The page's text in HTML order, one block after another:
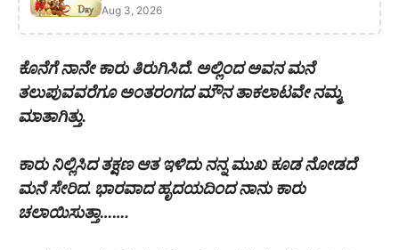
Aug 3, 2026
ಕೊನೆಗೆ ನಾನೇ ಕಾರು ತಿರುಗಿಸಿದೆ. ಅಲ್ಲಿಂದ ಅವನ ಮನೆ
ತಲುಪುವವರೆಗೂ ಅಂತರಂಗದ ಮೌನ ತಾಕಲಾಟವೇ ನಮ್ಮ
ಮಾತಾಗಿತ್ತು.
ಕಾರು ನಿಲ್ಲಿಸಿದ ತಕ್ಷಣ ಆತ ಇಳಿದು ನನ್ನ ಮುಖ ಕೂಡ ನೋಡದೆ
ಮನೆ ಸೇರಿದ. ಭಾರವಾದ ಹೃದಯದಿಂದ ನಾನು ಕಾರು
ಚಲಾಯಿಸುತ್ತಾ…….